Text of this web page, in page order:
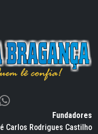
Fundadores
Carlos Rodrigues Castilho